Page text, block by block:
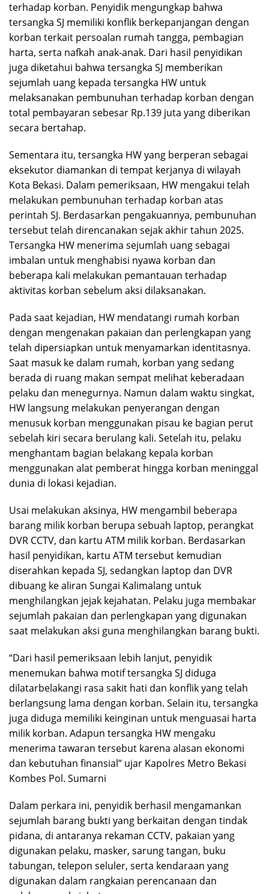
terhadap korban. Penyidik mengungkap bahwa
tersangka SJ memiliki konflik berkepanjangan dengan
korban terkait persoalan rumah tangga, pembagian
harta, serta nafkah anak-anak. Dari hasil penyidikan
juga diketahui bahwa tersangka SJ memberikan
sejumlah uang kepada tersangka HW untuk
melaksanakan pembunuhan terhadap korban dengan
total pembayaran sebesar Rp.139 juta yang diberikan
secara bertahap.
Sementara itu, tersangka HW yang berperan sebagai
eksekutor diamankan di tempat kerjanya di wilayah
Kota Bekasi. Dalam pemeriksaan, HW mengakui telah
melakukan pembunuhan terhadap korban atas
perintah SJ. Berdasarkan pengakuannya, pembunuhan
tersebut telah direncanakan sejak akhir tahun 2025.
Tersangka HW menerima sejumlah uang sebagai
imbalan untuk menghabisi nyawa korban dan
beberapa kali melakukan pemantauan terhadap
aktivitas korban sebelum aksi dilaksanakan.
Pada saat kejadian, HW mendatangi rumah korban
dengan mengenakan pakaian dan perlengkapan yang
telah dipersiapkan untuk menyamarkan identitasnya.
Saat masuk ke dalam rumah, korban yang sedang
berada di ruang makan sempat melihat keberadaan
pelaku dan menegurnya. Namun dalam waktu singkat,
HW langsung melakukan penyerangan dengan
menusuk korban menggunakan pisau ke bagian perut
sebelah kiri secara berulang kali. Setelah itu, pelaku
menghantam bagian belakang kepala korban
menggunakan alat pemberat hingga korban meninggal
dunia di lokasi kejadian.
Usai melakukan aksinya, HW mengambil beberapa
barang milik korban berupa sebuah laptop, perangkat
DVR CCTV, dan kartu ATM milik korban. Berdasarkan
hasil penyidikan, kartu ATM tersebut kemudian
diserahkan kepada SJ, sedangkan laptop dan DVR
dibuang ke aliran Sungai Kalimalang untuk
menghilangkan jejak kejahatan. Pelaku juga membakar
sejumlah pakaian dan perlengkapan yang digunakan
saat melakukan aksi guna menghilangkan barang bukti.
“Dari hasil pemeriksaan lebih lanjut, penyidik
menemukan bahwa motif tersangka SJ diduga
dilatarbelakangi rasa sakit hati dan konflik yang telah
berlangsung lama dengan korban. Selain itu, tersangka
juga diduga memiliki keinginan untuk menguasai harta
milik korban. Adapun tersangka HW mengaku
menerima tawaran tersebut karena alasan ekonomi
dan kebutuhan finansial” ujar Kapolres Metro Bekasi
Kombes Pol. Sumarni
Dalam perkara ini, penyidik berhasil mengamankan
sejumlah barang bukti yang berkaitan dengan tindak
pidana, di antaranya rekaman CCTV, pakaian yang
digunakan pelaku, masker, sarung tangan, buku
tabungan, telepon seluler, serta kendaraan yang
digunakan dalam rangkaian perencanaan dan